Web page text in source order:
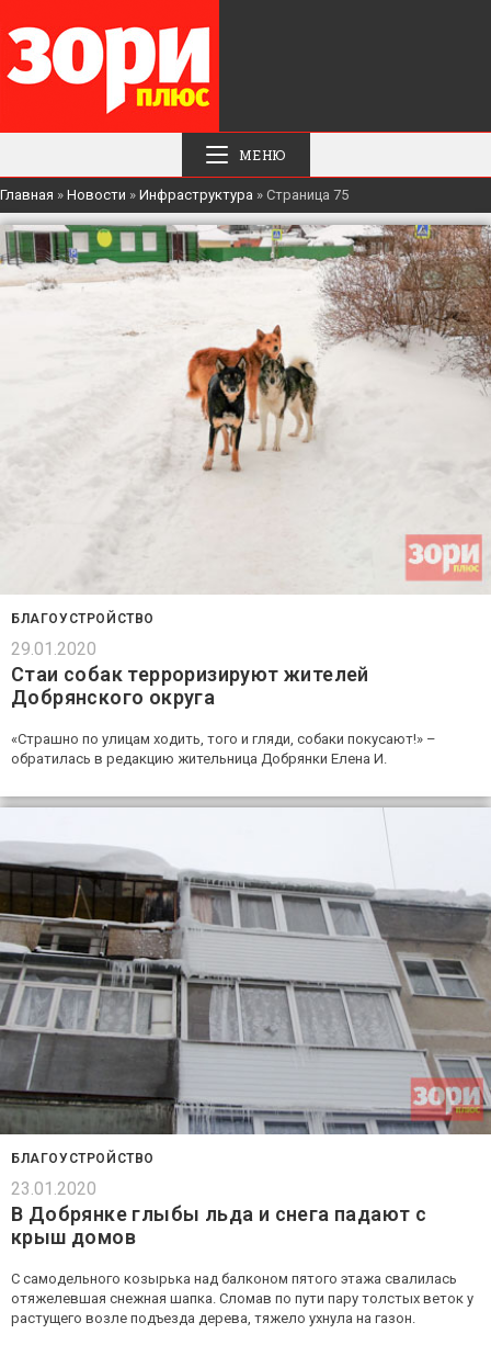
МЕНЮ
Главная » Новости » Инфраструктура » Страница 75
БЛАГОУСТРОЙСТВО
29.01.2020
Стаи собак терроризируют жителей
Добрянского округа
«Страшно по улицам ходить, того и гляди, собаки покусают!» –
обратилась в редакцию жительница Добрянки Елена И.
БЛАГОУСТРОЙСТВО
23.01.2020
В Добрянке глыбы льда и снега падают с
крыш домов
С самодельного козырька над балконом пятого этажа свалилась
отяжелевшая снежная шапка. Сломав по пути пару толстых веток у
растущего возле подъезда дерева, тяжело ухнула на газон.